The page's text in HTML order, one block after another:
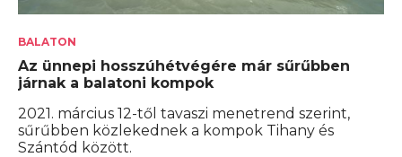
BALATON
Az ünnepi hosszúhétvégére már sűrűbben
járnak a balatoni kompok
2021. március 12-től tavaszi menetrend szerint,
sűrűbben közlekednek a kompok Tihany és
Szántód között.